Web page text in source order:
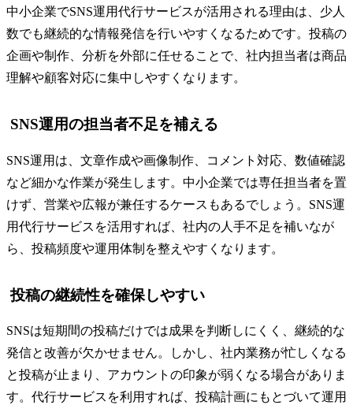
中小企業でSNS運用代行サービスが活用される理由は、少人
数でも継続的な情報発信を行いやすくなるためです。投稿の
企画や制作、分析を外部に任せることで、社内担当者は商品
理解や顧客対応に集中しやすくなります。
SNS運用の担当者不足を補える
SNS運用は、文章作成や画像制作、コメント対応、数値確認
など細かな作業が発生します。中小企業では専任担当者を置
けず、営業や広報が兼任するケースもあるでしょう。SNS運
用代行サービスを活用すれば、社内の人手不足を補いなが
ら、投稿頻度や運用体制を整えやすくなります。
投稿の継続性を確保しやすい
SNSは短期間の投稿だけでは成果を判断しにくく、継続的な
発信と改善が欠かせません。しかし、社内業務が忙しくなる
と投稿が止まり、アカウントの印象が弱くなる場合がありま
す。代行サービスを利用すれば、投稿計画にもとづいて運用